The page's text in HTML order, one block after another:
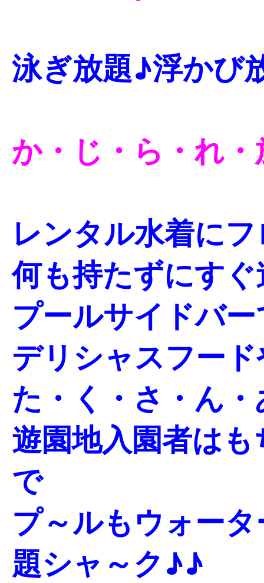
泳ぎ放題♪浮かび
か・じ・ら・れ・
レンタル水着に
何も持たずにす
プールサイドバ
デリシャスフー
た・く・さ・ん
遊園地入園者は
で
プ～ルもウォー
題シャ～ク♪♪